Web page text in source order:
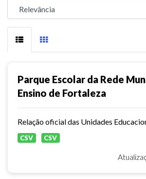
Parque Escolar da Rede
Ensino de Fortaleza
CSV CSV